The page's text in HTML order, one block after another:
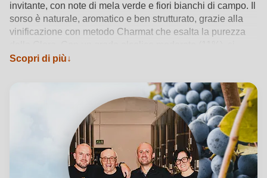
invitante, con note di mela verde e fiori bianchi di campo. Il
sorso è naturale, aromatico e ben strutturato, grazie alla
vinificazione con metodo Charmat che esalta la purezza
serve fresco, intorno ai 6-8°C, per valorizzare ogni
ai piatti di pesce crudo. La cantina Boron, nel cuore della
DOC Venezia, interpreta con sensibilità sostenibile e
rigore artigiano l’identità vitivinicola veneta, fondendo
tradizione e innovazione in ogni bottiglia.
Vedi dettagli del prodotto →
Scopri di più